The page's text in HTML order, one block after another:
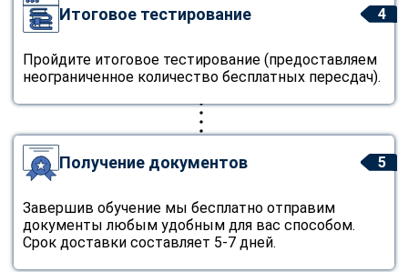
4
Итоговое тестирование
Пройдите итоговое тестирование (предоставляем
неограниченное количество бесплатных пересдач).
5
Получение документов
Завершив обучение мы бесплатно отправим
документы любым удобным для вас способом.
Срок доставки составляет 5-7 дней.